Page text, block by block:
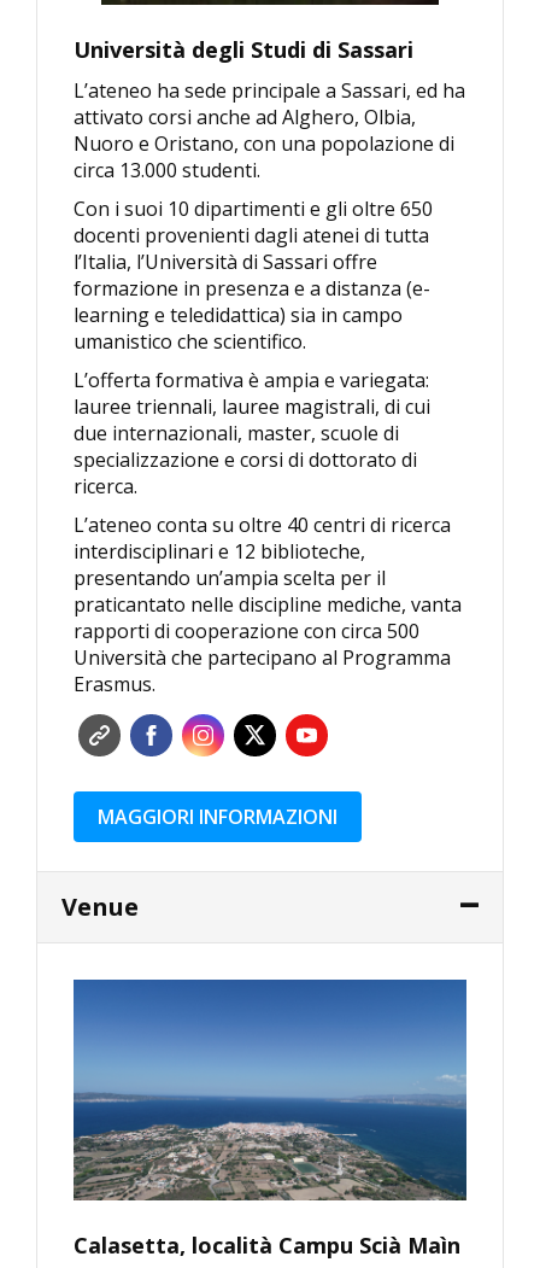
Università degli Studi di Sassari
L’ateneo ha sede principale a Sassari, ed ha
attivato corsi anche ad Alghero, Olbia,
Nuoro e Oristano, con una popolazione di
circa 13.000 studenti.
Con i suoi 10 dipartimenti e gli oltre 650
docenti provenienti dagli atenei di tutta
l’Italia, l’Università di Sassari offre
formazione in presenza e a distanza (e-
learning e teledidattica) sia in campo
umanistico che scientifico.
L’offerta formativa è ampia e variegata:
lauree triennali, lauree magistrali, di cui
due internazionali, master, scuole di
specializzazione e corsi di dottorato di
ricerca.
L’ateneo conta su oltre 40 centri di ricerca
interdisciplinari e 12 biblioteche,
presentando un’ampia scelta per il
praticantato nelle discipline mediche, vanta
rapporti di cooperazione con circa 500
Università che partecipano al Programma
Erasmus.
MAGGIORI INFORMAZIONI
Venue
Calasetta, località Campu Scià Maìn